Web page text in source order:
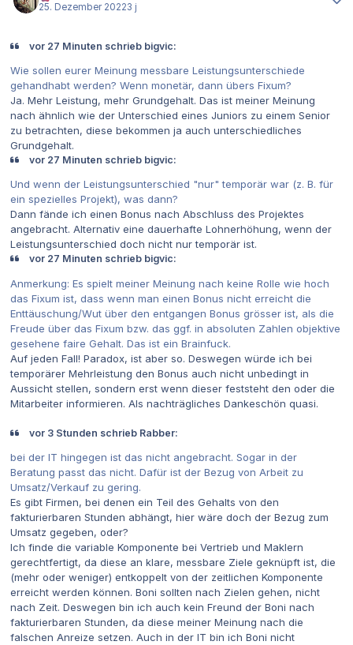
25. Dezember 20223 j
vor 27 Minuten schrieb bigvic:
Wie sollen eurer Meinung messbare Leistungsunterschiede
gehandhabt werden? Wenn monetär, dann übers Fixum?
Ja. Mehr Leistung, mehr Grundgehalt. Das ist meiner Meinung
nach ähnlich wie der Unterschied eines Juniors zu einem Senior
zu betrachten, diese bekommen ja auch unterschiedliches
Grundgehalt.
vor 27 Minuten schrieb bigvic:
Und wenn der Leistungsunterschied "nur" temporär war (z. B. für
ein spezielles Projekt), was dann?
Dann fände ich einen Bonus nach Abschluss des Projektes
angebracht. Alternativ eine dauerhafte Lohnerhöhung, wenn der
Leistungsunterschied doch nicht nur temporär ist.
vor 27 Minuten schrieb bigvic:
Anmerkung: Es spielt meiner Meinung nach keine Rolle wie hoch
das Fixum ist, dass wenn man einen Bonus nicht erreicht die
Enttäuschung/Wut über den entgangen Bonus grösser ist, als die
Freude über das Fixum bzw. das ggf. in absoluten Zahlen objektive
gesehene faire Gehalt. Das ist ein Brainfuck.
Auf jeden Fall! Paradox, ist aber so. Deswegen würde ich bei
temporärer Mehrleistung den Bonus auch nicht unbedingt in
Aussicht stellen, sondern erst wenn dieser feststeht den oder die
Mitarbeiter informieren. Als nachträgliches Dankeschön quasi.
vor 3 Stunden schrieb Rabber:
bei der IT hingegen ist das nicht angebracht. Sogar in der
Beratung passt das nicht. Dafür ist der Bezug von Arbeit zu
Umsatz/Verkauf zu gering.
Es gibt Firmen, bei denen ein Teil des Gehalts von den
fakturierbaren Stunden abhängt, hier wäre doch der Bezug zum
Umsatz gegeben, oder?
Ich finde die variable Komponente bei Vertrieb und Maklern
gerechtfertigt, da diese an klare, messbare Ziele geknüpft ist, die
(mehr oder weniger) entkoppelt von der zeitlichen Komponente
erreicht werden können. Boni sollten nach Zielen gehen, nicht
nach Zeit. Deswegen bin ich auch kein Freund der Boni nach
fakturierbaren Stunden, da diese meiner Meinung nach die
falschen Anreize setzen. Auch in der IT bin ich Boni nicht